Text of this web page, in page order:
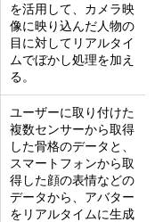
を活用して、カメラ映
像に映り込んだ人物の
目に対してリアルタイ
ムでぼかし処理を加え
る。
ユーザーに取り付けた
複数センサーから取得
した骨格のデータと、
スマートフォンから取
得した顔の表情などの
データから、アバター
をリアルタイムに生成